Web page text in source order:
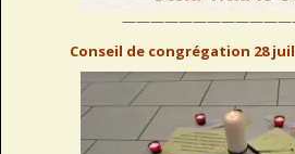
Conseil de congrégation 28